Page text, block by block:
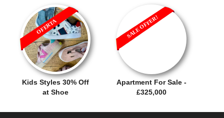
Kids Styles 30% Off
at Shoe
OFERTA
Apartment For Sale -
£325,000
SALE OFFER!